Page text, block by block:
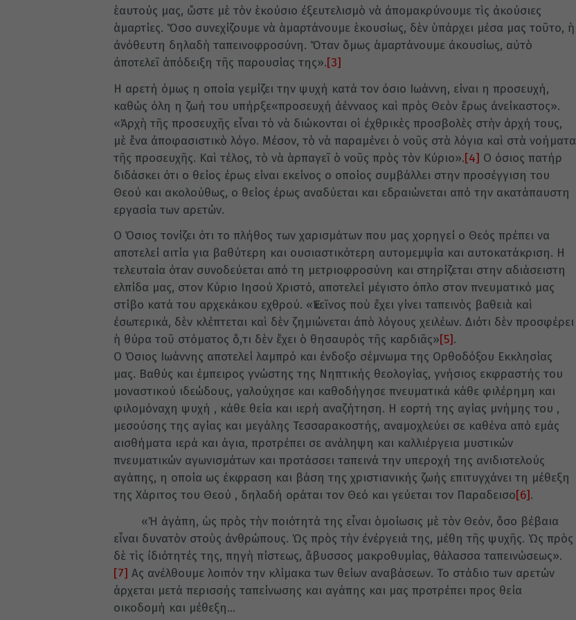
ἑαυτούς μας, ὥστε μὲ τὸν ἑκούσιο ἐξευτελισμὸ νὰ ἀπομακρύνουμε τὶς ἀκούσιες
ἁμαρτίες. Ὅσο συνεχίζουμε νὰ ἁμαρτάνουμε ἑκουσίως, δὲν ὑπάρχει μέσα μας τοῦτο, ἡ
ἀνόθευτη δηλαδὴ ταπεινοφροσύνη. Ὅταν ὅμως ἁμαρτάνουμε ἀκουσίως, αὐτὸ
ἀποτελεῖ ἀπόδειξη τῆς παρουσίας της».[3]
Η αρετή όμως η οποία γεμίζει την ψυχή κατά τον όσιο Ιωάννη, είναι η προσευχή,
καθώς όλη η ζωή του υπήρξε«προσευχή ἀένναος καὶ πρὸς Θεὸν ἔρως ἀνείκαστος».
«Ἀρχὴ τῆς προσευχῆς εἶναι τὸ νὰ διώκονται οἱ ἐχθρικὲς προσβολὲς στὴν ἀρχή τους,
μὲ ἕνα ἀποφασιστικὸ λόγο. Μέσον, τὸ νὰ παραμένει ὁ νοῦς στὰ λόγια καὶ στὰ νοήματα
τῆς προσευχῆς. Καὶ τέλος, τὸ νὰ ἁρπαγεῖ ὁ νοῦς πρὸς τὸν Κύριo».[4] Ο όσιος πατήρ
διδάσκει ότι ο θείος έρως είναι εκείνος ο οποίος συμβάλλει στην προσέγγιση του
Θεού και ακολούθως, ο θείος έρως αναδύεται και εδραιώνεται από την ακατάπαυστη
εργασία των αρετών.
Ο Όσιος τονίζει ότι το πλήθος των χαρισμάτων που μας χορηγεί ο Θεός πρέπει να
αποτελεί αιτία για βαθύτερη και ουσιαστικότερη αυτομεμψία και αυτοκατάκριση. Η
τελευταία όταν συνοδεύεται από τη μετριοφροσύνη και στηρίζεται στην αδιάσειστη
ελπίδα μας, στον Κύριο Ιησού Χριστό, αποτελεί μέγιστο όπλο στον πνευματικό μας
στίβο κατά του αρχεκάκου εχθρού. «Ἐκεῖνος ποὺ ἔχει γίνει ταπεινὸς βαθειὰ καὶ
ἐσωτερικά, δὲν κλέπτεται καὶ δὲν ζημιώνεται ἀπὸ λόγους χειλέων. Διότι δὲν προσφέρει
ἡ θύρα τοῦ στόματος ὅ,τι δὲν ἔχει ὁ θησαυρὸς τῆς καρδιᾶς»[5].
Ο Όσιος Ιωάννης αποτελεί λαμπρό και ένδοξο σέμνωμα της Ορθοδόξου Εκκλησίας
μας. Βαθύς και έμπειρος γνώστης της Νηπτικής θεολογίας, γνήσιος εκφραστής του
μοναστικού ιδεώδους, γαλούχησε και καθοδήγησε πνευματικά κάθε φιλέρημη και
φιλομόναχη ψυχή , κάθε θεία και ιερή αναζήτηση. Η εορτή της αγίας μνήμης του ,
μεσούσης της αγίας και μεγάλης Τεσσαρακοστής, αναμοχλεύει σε καθένα από εμάς
αισθήματα ιερά και άγια, προτρέπει σε ανάληψη και καλλιέργεια μυστικών
πνευματικών αγωνισμάτων και προτάσσει ταπεινά την υπεροχή της ανιδιοτελούς
αγάπης, η οποία ως έκφραση και βάση της χριστιανικής ζωής επιτυγχάνει τη μέθεξη
της Χάριτος του Θεού , δηλαδή οράται τον Θεό και γεύεται τον Παραδεισο[6].
«Ἡ ἀγάπη, ὡς πρὸς τὴν ποιότητά της εἶναι ὁμοίωσις μὲ τὸν Θεόν, ὅσο βέβαια
εἶναι δυνατὸν στοὺς ἀνθρώπους. Ὡς πρὸς τὴν ἐνέργειά της, μέθη τῆς ψυχῆς. Ὡς πρὸς
δὲ τὶς ἰδιότητές της, πηγὴ πίστεως, ἄβυσσος μακροθυμίας, θάλασσα ταπεινώσεως».
[7] Ας ανέλθουμε λοιπόν την κλίμακα των θείων αναβάσεων. Το στάδιο των αρετών
άρχεται μετά περισσής ταπείνωσης και αγάπης και μας προτρέπει προς θεία
οικοδομή και μέθεξη…